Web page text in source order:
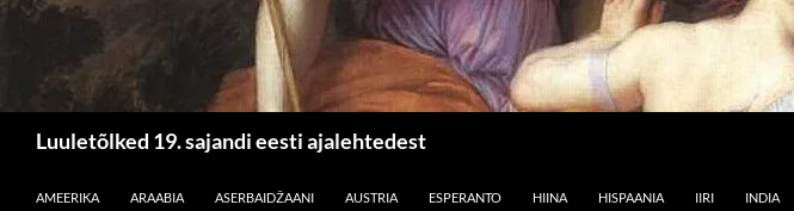
Luuletõlked 19. sajandi eesti ajalehtedest
AMEERIKA
ARAABIA ASERBAIDŽAANI AUSTRIA ESPERANTO HIINA HISPAANIA IIRI INDIA